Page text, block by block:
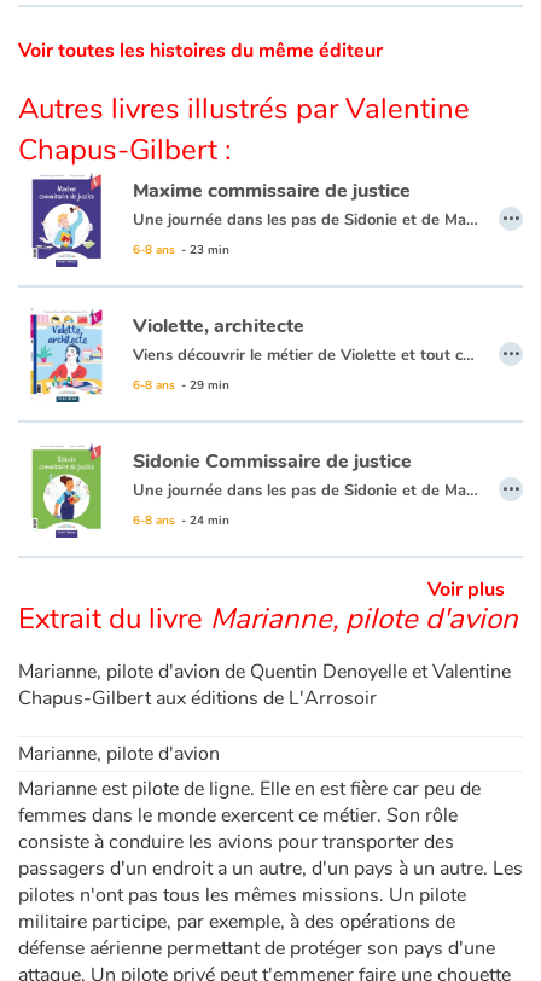
Actualités
Par thématique
Rencontres et témoignages
Contes d'ici et d'ailleurs
Autour de la lecture
Apprendre à lire
Livre audio
Activités et ateliers
Dyslexie, troubles de la lecture
Les plus lus
Coups de coeur
Voir toutes les histoires du même éditeur
Autres livres illustrés par Valentine
Chapus-Gilbert :
Maxime commissaire de justice
Une journée dans les pas de Sidonie et de Maxime, tous deux commissaires de justice passionnés par leur métier. Ils travaillent ensemble, mais chacun raconte sa journée d’un côté du livre, c’est renversant !
6-8 ans - 23 min
…
Violette, architecte
Viens découvrir le métier de Violette et tout comprendre sur le métier d’architecte ! Une partie documentaire t’éclairera sur l’histoire du métier, son vocabulaire et plein d’infos passionnantes !
6-8 ans - 29 min
…
Sidonie Commissaire de justice
Une journée dans les pas de Sidonie et de Maxime, tous deux commissaires de justice passionnés par leur métier. Ils travaillent ensemble, mais chacun raconte sa journée d’un côté du livre, c’est renversant !
6-8 ans - 24 min
…
Voir plus
Extrait du livre Marianne, pilote d'avion
Marianne, pilote d'avion de Quentin Denoyelle et Valentine
Chapus-Gilbert aux éditions de L'Arrosoir
Marianne, pilote d'avion
Marianne est pilote de ligne. Elle en est fière car peu de
femmes dans le monde exercent ce métier. Son rôle
consiste à conduire les avions pour transporter des
passagers d'un endroit a un autre, d'un pays à un autre. Les
pilotes n'ont pas tous les mêmes missions. Un pilote
militaire participe, par exemple, à des opérations de
défense aérienne permettant de protéger son pays d'une
attaque. Un pilote privé peut t'emmener faire une chouette